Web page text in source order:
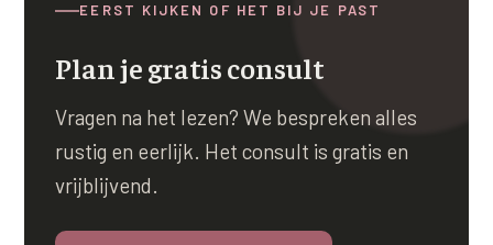
EERST KIJKEN OF HET BIJ JE PAST
Plan je gratis consult
Vragen na het lezen? We bespreken alles
rustig en eerlijk. Het consult is gratis en
vrijblijvend.